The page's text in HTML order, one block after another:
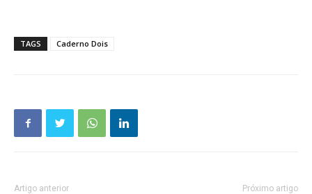
TAGS Caderno Dois
Artigo anterior Próximo artigo